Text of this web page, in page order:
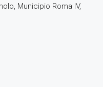
Municipio Roma IV,